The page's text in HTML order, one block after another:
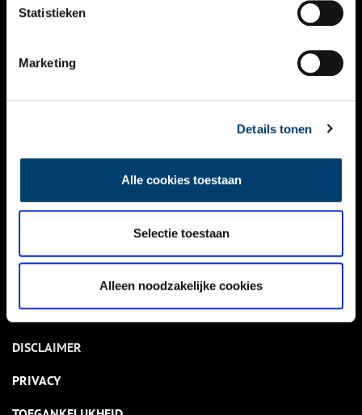
Statistieken
Marketing
Details tonen
Alle cookies toestaan
Selectie toestaan
Alleen noodzakelijke cookies
NIEUWS
KALENDER
ACTIVITEITEN
NIEUWSBRIEF
DISCLAIMER
PRIVACY